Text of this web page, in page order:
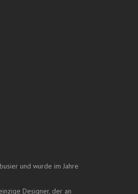
und wurde im Jahre
Designer, der an